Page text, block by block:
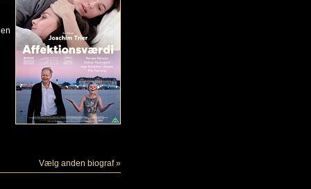
Vælg anden biograf »